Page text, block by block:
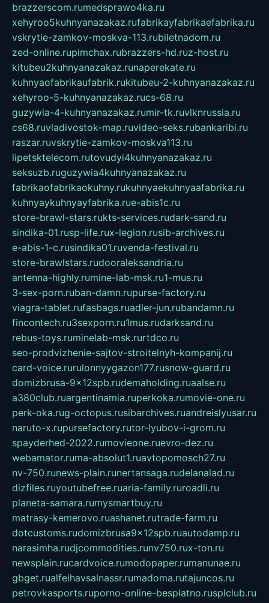
brazzerscom.rumedsprawo4ka.ru
xehyroo5kuhnyanazakaz.rufabrikayfabrikaefabrika.ru
vskrytie-zamkov-moskva-113.rubiletnadom.ru
zed-online.rupimchax.rubrazzers-hd.ruz-host.ru
kitubeu2kuhnyanazakaz.runaperekate.ru
kuhnyaofabrikaufabrik.rukitubeu-2-kuhnyanazakaz.ru
xehyroo-5-kuhnyanazakaz.rucs-68.ru
guzywia-4-kuhnyanazakaz.rumir-tk.ruvlknrussia.ru
cs68.ruvladivostok-map.ruvideo-seks.rubankaribi.ru
raszar.ruvskrytie-zamkov-moskva113.ru
lipetsktelecom.rutovudyi4kuhnyanazakaz.ru
seksuzb.ruguzywia4kuhnyanazakaz.ru
fabrikaofabrikaokuhny.rukuhnyaekuhnyaafabrika.ru
kuhnyaykuhnyayfabrika.rue-abis1c.ru
store-brawl-stars.rukts-services.rudark-sand.ru
sindika-01.rusp-life.rux-legion.rusib-archives.ru
e-abis-1-c.rusindika01.ruvenda-festival.ru
store-brawlstars.rudooraleksandria.ru
antenna-highly.rumine-lab-msk.ru1-mus.ru
3-sex-porn.ruban-damn.rupurse-factory.ru
viagra-tablet.rufasbags.ruadler-jun.rubandamn.ru
fincontech.ru3sexporn.ru1mus.rudarksand.ru
rebus-toys.ruminelab-msk.rurtdco.ru
seo-prodvizhenie-sajtov-stroitelnyh-kompanij.ru
card-voice.rurulonnyygazon177.rusnow-guard.ru
domizbrusa-9x12spb.rudemaholding.ruaalse.ru
a380club.ruargentinamia.ruperkoka.rumovie-one.ru
perk-oka.rug-octopus.rusibarchives.ruandreislyusar.ru
naruto-x.rupursefactory.rutor-lyubov-i-grom.ru
spayderhed-2022.rumovieone.ruevro-dez.ru
webamator.ruma-absolut1.ruavtopomosch27.ru
nv-750.runews-plain.runertansaga.rudelanalad.ru
dizfiles.ruyoutubefree.ruaria-family.ruroadli.ru
planeta-samara.rumysmartbuy.ru
matrasy-kemerovo.ruashanet.rutrade-farm.ru
dotcustoms.rudomizbrusa9x12spb.ruautodamp.ru
narasimha.rudjcommodities.runv750.rux-ton.ru
newsplain.rucardvoice.rumodopaper.rumanunae.ru
gbget.rualfeihavsalnassr.rumadoma.rutajuncos.ru
petrovkasports.ruporno-online-besplatno.rusplclub.ru